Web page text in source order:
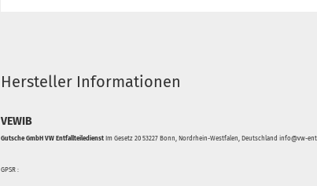
Hersteller Informationen
VEWIB
Gutsche GmbH VW Entfallteiledienst Im Gesetz 20 53227 Bonn, Nordrhein-Westfalen, Deutschland info@vw-
GPSR :